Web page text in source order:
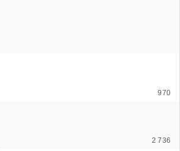
970
2 736